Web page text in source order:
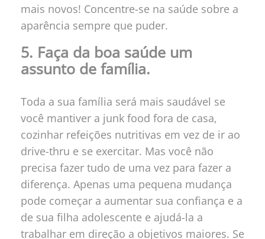
mais novos! Concentre-se na saúde sobre a
aparência sempre que puder.
5. Faça da boa saúde um
assunto de família.
Toda a sua família será mais saudável se
você mantiver a junk food fora de casa,
cozinhar refeições nutritivas em vez de ir ao
drive-thru e se exercitar. Mas você não
precisa fazer tudo de uma vez para fazer a
diferença. Apenas uma pequena mudança
pode começar a aumentar sua confiança e a
de sua filha adolescente e ajudá-la a
trabalhar em direção a objetivos maiores. Se